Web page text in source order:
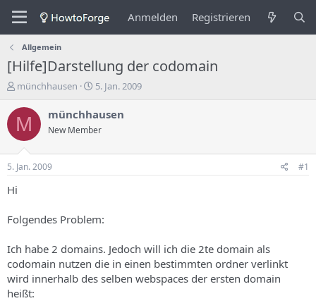
Anmelden Registrieren
Allgemein
[Hilfe]Darstellung der codomain
E
s
t
e
l
e
r
s
h
e
m
a
s
münchhausen
E
s
e
d
t
u
m
5. Jan. 2009
M münchhausen
New Member
5. Jan. 2009 #1
Hi
Folgendes Problem:
Ich habe 2 domains. Jedoch will ich die 2te domain als
codomain nutzen die in einen bestimmten ordner verlinkt
wird innerhalb des selben webspaces der ersten domain
heißt: